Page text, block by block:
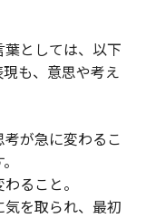
葉としては、以下
も、意思や考え
考が急に変わるこ
ること。
気を取られ、最初